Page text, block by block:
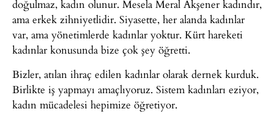
doğulmaz, kadın olunur. Mesela Meral Akşener kadındır,
ama erkek zihniyetlidir. Siyasette, her alanda kadınlar
var, ama yönetimlerde kadınlar yoktur. Kürt hareketi
kadınlar konusunda bize çok şey öğretti.
Bizler, atılan ihraç edilen kadınlar olarak dernek kurduk.
Birlikte iş yapmayı amaçlıyoruz. Sistem kadınları eziyor,
kadın mücadelesi hepimize öğretiyor.